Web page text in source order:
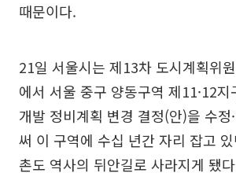
때문이다.
21일 서울시는 제13차 도시계획위
에서 서울 중구 양동구역 제11·12
개발 정비계획 변경 결정(안)을 수정
써 이 구역에 수십 년간 자리 잡고
촌도 역사의 뒤안길로 사라지게 됐